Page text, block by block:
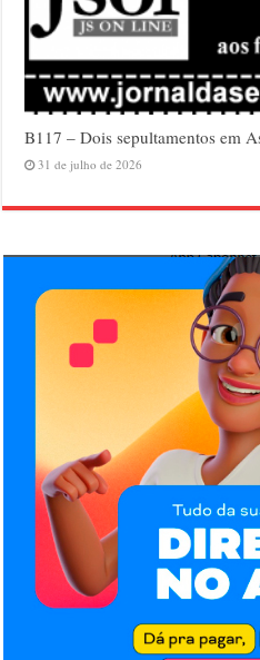
B117 – Dois sepultamentos em
31 de julho de 2026